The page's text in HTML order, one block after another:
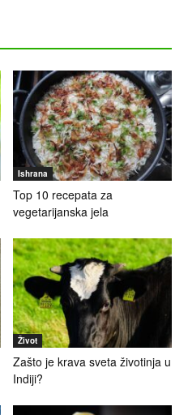
Ishrana
Top 10 recepata za
vegetarijanska jela
Život
Zašto je krava sveta životinja u
Indiji?